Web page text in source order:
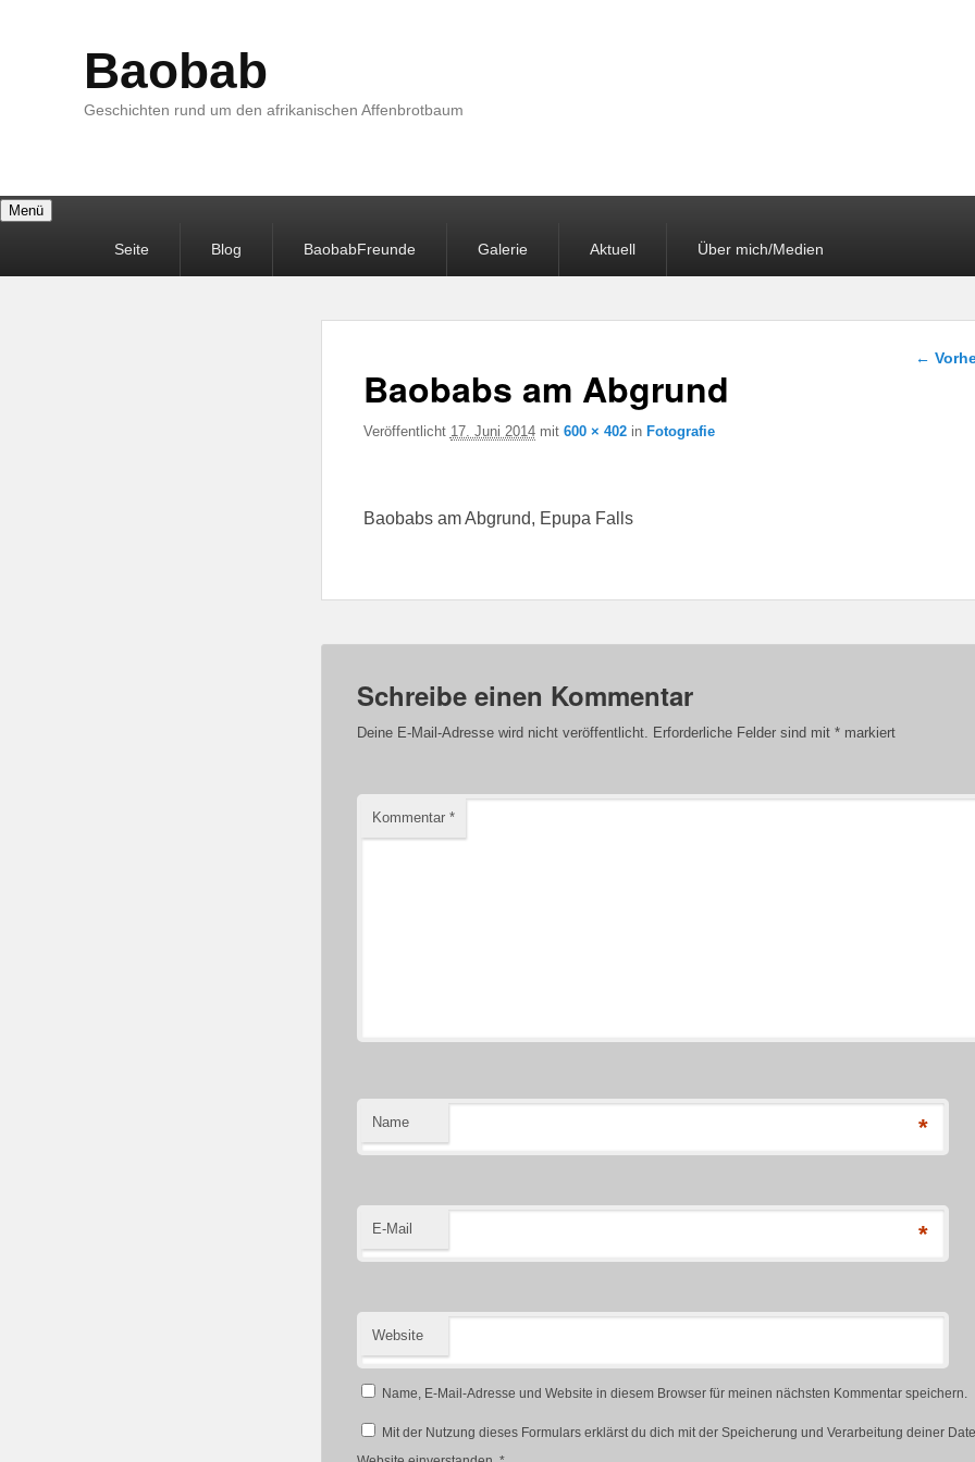
Baobab
Geschichten rund um den afrikanischen Affenbrotbaum
Menü
Seite Blog BaobabFreunde Galerie Aktuell Über mich/Medien
Bilder-
←
Baobabs am Abgrund
Veröffentlicht 17. Juni 2014mit 600 × 402in Fotografie
Baobabs am Abgrund, Epupa Falls
Schreibe einen Kommentar
Deine E-Mail-Adresse wird nicht veröffentlicht. Erforderliche Felder sind mit * markiert
Kommentar *
Name *
E-Mail *
Website
Name, E-Mail-Adresse und Website in diesem Browser für meinen nächsten Kommentar speichern.
Mit der Nutzung dieses Formulars erklärst du dich mit der Speicherung und Verarbeitung deiner